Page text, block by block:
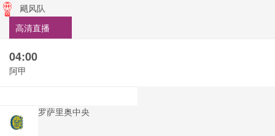
飓风队
高清直播
04:00
阿甲
罗萨里奥中央